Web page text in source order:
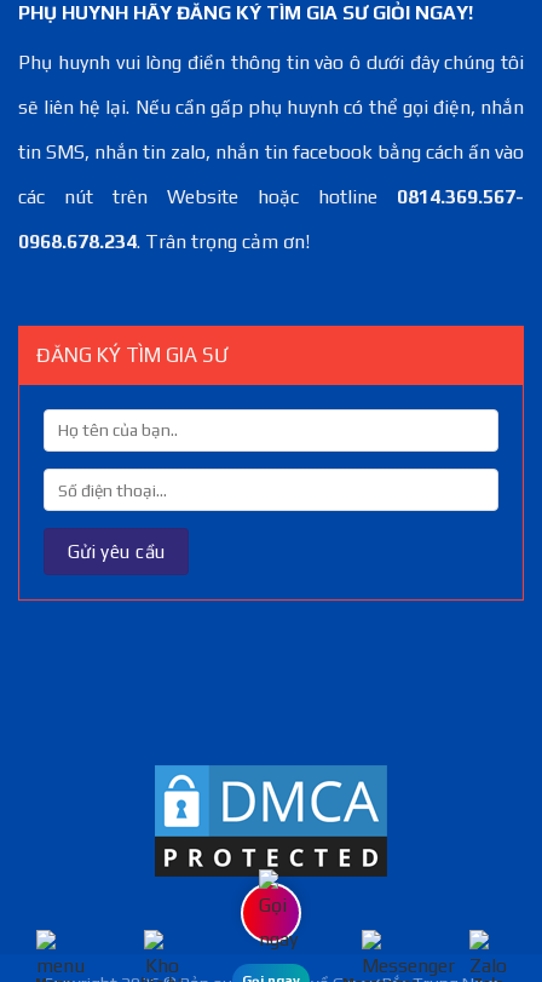
PHỤ HUYNH HÃY ĐĂNG KÝ TÌM GIA SƯ GIỎI NGAY!
Phụ huynh vui lòng điền thông tin vào ô dưới đây chúng tôi
sẽ liên hệ lại. Nếu cần gấp phụ huynh có thể gọi điện, nhắn
tin SMS, nhắn tin zalo, nhắn tin facebook bằng cách ấn vào
các nút trên Website hoặc hotline 0814.369.567-
0968.678.234. Trân trọng cảm ơn!
ĐĂNG KÝ TÌM GIA SƯ